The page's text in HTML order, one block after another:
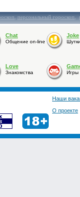
,персональный гороскоп,
Chat
Общение on-line
Joke
Love
Знакомства Игры
Наши
О проекте